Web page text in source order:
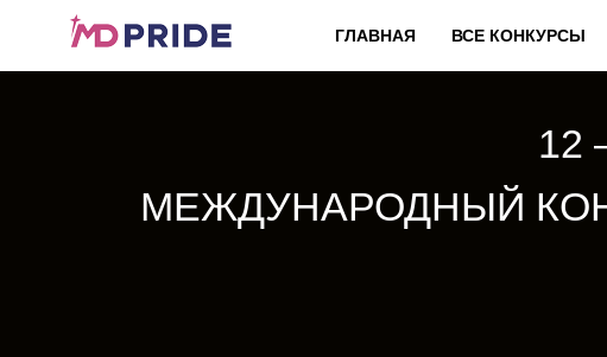
ГЛАВНАЯ ВСЕ КОНКУРСЫ
12
МЕЖДУНАРОДНЫЙ